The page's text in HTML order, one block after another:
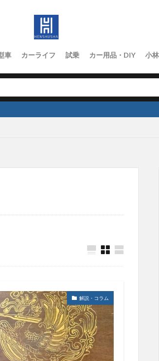
車 カーライフ 試乗 カー用品・DIY 小
解説・コラム